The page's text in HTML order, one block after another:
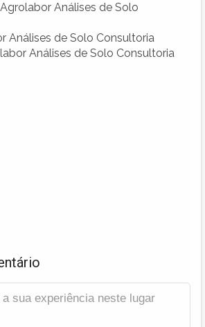
Análises de Solo
Análises de Solo Consultoria
Análises de Solo Consultoria